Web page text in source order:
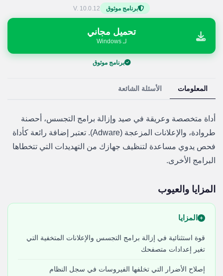
برنامج موثوق V. 10.0.12
تحميل مجاني
لـ Windows
برنامج موثوق
المعلومات الأسئلة الشائعة
أداة متخصصة وعريقة في صيد وإزالة برامج التجسس، أحصنة
طروادة، والإعلانات المزعجة (Adware). تعتبر إضافة رائعة كأداة
فحص يدوي مساعدة لتنظيف جهازك من التهديدات التي تتخطاها
البرامج الأخرى.
المزايا والعيوب
المزايا
قوة استثنائية في إزالة برامج التجسس والإعلانات المتخفية التي
تغير إعدادات متصفحك
إصلاح الأضرار التي تخلفها الفيروسات في سجل النظام